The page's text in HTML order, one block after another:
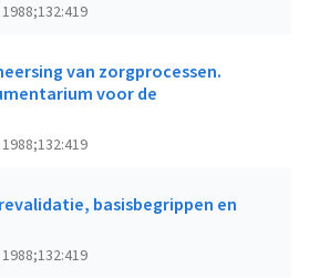
van zorgprocessen.
voor de
basisbegrippen en